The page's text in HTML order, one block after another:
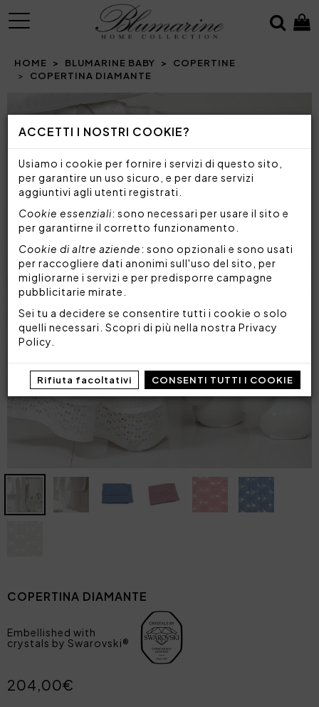
ACCETTI I NOSTRI COOKIE?
Usiamo i cookie per fornire i servizi di questo sito,
per garantire un uso sicuro, e per dare servizi
aggiuntivi agli utenti registrati.
Cookie essenziali: sono necessari per usare il sito e
per garantirne il corretto funzionamento.
Cookie di altre aziende: sono opzionali e sono usati
per raccogliere dati anonimi sull'uso del sito, per
migliorarne i servizi e per predisporre campagne
pubblicitarie mirate.
Sei tu a decidere se consentire tutti i cookie o solo
quelli necessari. Scopri di più nella nostra Privacy
Policy
Rifiuta facoltativi CONSENTI TUTTI I COOKIE
MENU
HOME BLUMARINE BABY
COPERTINE
COPERTINA DIAMANTE
Prev
COPERTINA DIAMANTE
Embellished with
crystals by Swarovski®
204,00€